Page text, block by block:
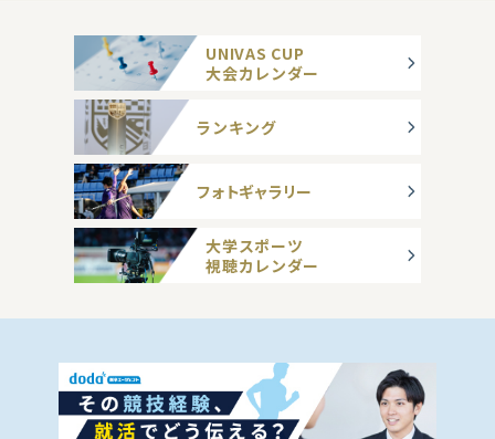
UNIVAS CUP
大会カレンダー
ランキング
フォトギャラリー
大学スポーツ
視聴カレンダー